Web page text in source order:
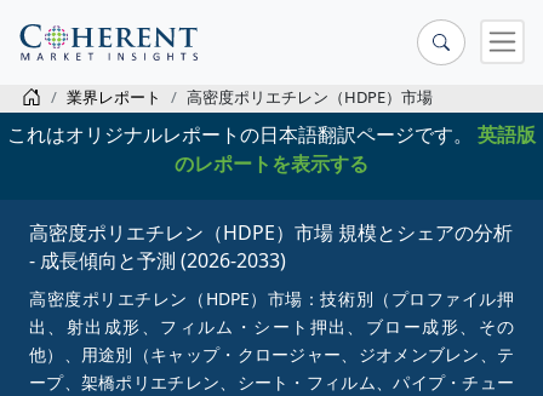
業界レポート 高密度ポリエチレン（HDPE）市場
これはオリジナルレポートの日本語翻訳ページです。 英語版
のレポートを表示する
高密度ポリエチレン（HDPE）市場 規模とシェアの分析
- 成長傾向と予測 (2026-2033)
高密度ポリエチレン（HDPE）市場：技術別（プロファイル押
出、射出成形、フィルム・シート押出、ブロー成形、その
他）、用途別（キャップ・クロージャー、ジオメンブレン、テ
ープ、架橋ポリエチレン、シート・フィルム、パイプ・チュー